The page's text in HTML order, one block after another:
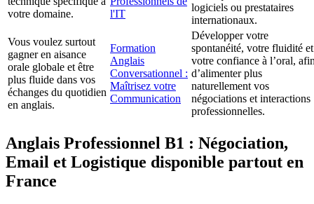
votre domaine.
l'IT
logiciels ou prestataires
internationaux.
Vous voulez surtout
gagner en aisance
orale globale et être
plus fluide dans vos
échanges du quotidien
en anglais.
Formation
Anglais
Conversationnel :
Maîtrisez votre
Communication
Développer votre
spontanéité, votre fluidité et
votre confiance à l’oral,
d’alimenter plus
naturellement vos
négociations et interactions
professionnelles.
Anglais Professionnel B1 : Négociation,
Email et Logistique disponible partout en
France